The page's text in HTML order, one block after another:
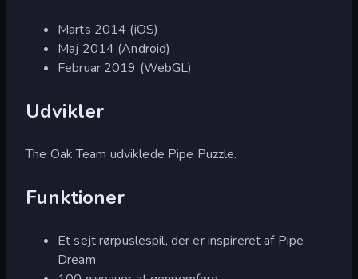
Marts 2014 (iOS)
Maj 2014 (Android)
Februar 2019 (WebGL)
Udvikler
The Oak Team udviklede Pipe Puzzle.
Funktioner
Et sejt rørpuslespil, der er inspireret af Pipe
Dream